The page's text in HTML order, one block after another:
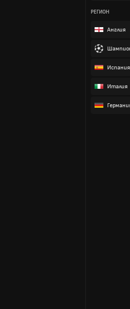
РЕГИОН
Англия
Испания
Италия